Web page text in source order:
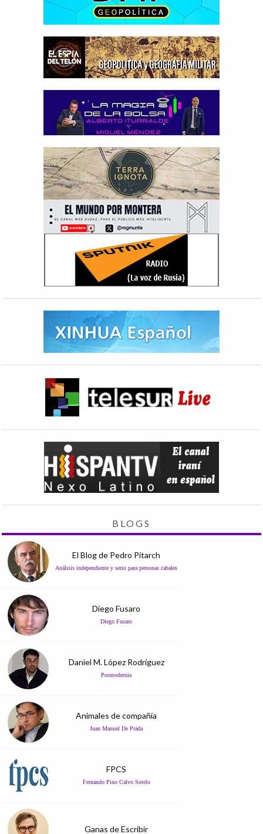
BLOGS
El Blog de Pedro Pitarch
Análisis independiente y serio para personas cabales
Diego Fusaro
Diego Fusaro
Daniel M. López Rodríguez
Posmodernia
Animales de compañía
Juan Manuel De Prada
FPCS
Fernando Pino Calvo Sotelo
Ganas de Escribir